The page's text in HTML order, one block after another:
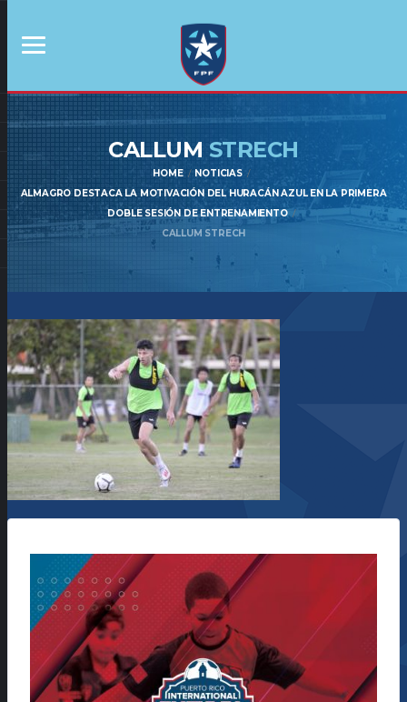
CALLUM STRECH
HOME
NOTICIAS
ALMAGRO DESTACA LA MOTIVACIÓN DEL HURACÁN AZUL EN LA PRIMERA
DOBLE SESIÓN DE ENTRENAMIENTO
CALLUM STRECH